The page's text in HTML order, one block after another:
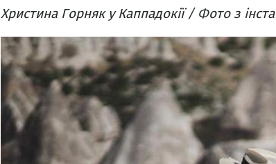
Христина Горняк у Каппадокії / Фото з